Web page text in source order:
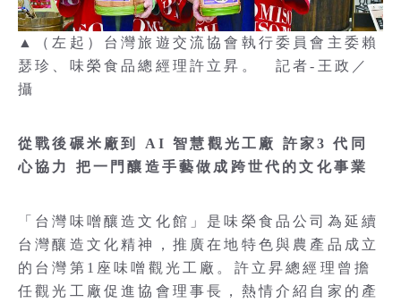
▲（左起）台灣旅遊交流協會執行委員會主委賴
瑟珍、味榮食品總經理許立昇。 記者-王政／
攝
從戰後碾米廠到 AI 智慧觀光工廠 許家3 代同
心協力 把一門釀造手藝做成跨世代的文化事業
「台灣味噌釀造文化館」是味榮食品公司為延續
台灣釀造文化精神，推廣在地特色與農產品成立
的台灣第1座味噌觀光工廠。許立昇總經理曾擔
任觀光工廠促進協會理事長，熱情介紹自家的產